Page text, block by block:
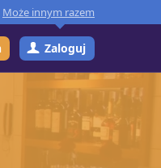
Może innym razem
Zaloguj